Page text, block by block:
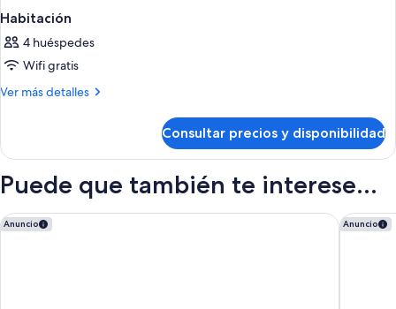
Habitación
4 huéspedes
Wifi gratis
Ver más detalles
Más
Consultar precios y disponibilidad
Puede que también te interese...
Anuncio
Accent Inns Burnaby Anuncio
Delta